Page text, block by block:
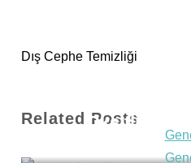
Dış Cephe Temizliği
Related Posts
Oksitli Cam